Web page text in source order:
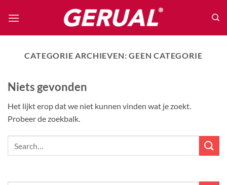
naar
CATEGORIE ARCHIEVEN:GEEN CATEGORIE
Niets gevonden
Het lijkt erop dat we niet kunnen vinden wat je zoekt.
Probeer de zoekbalk.